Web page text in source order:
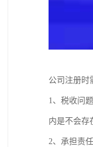
公司注册时
1、税收问
内是不会存
2、承担责